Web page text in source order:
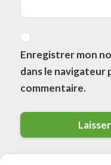
Enregistrer mon
dans le navigateur
commentaire.